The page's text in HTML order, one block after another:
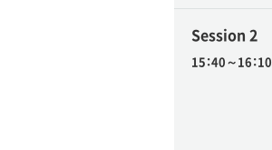
Session 2
15：40～16：10